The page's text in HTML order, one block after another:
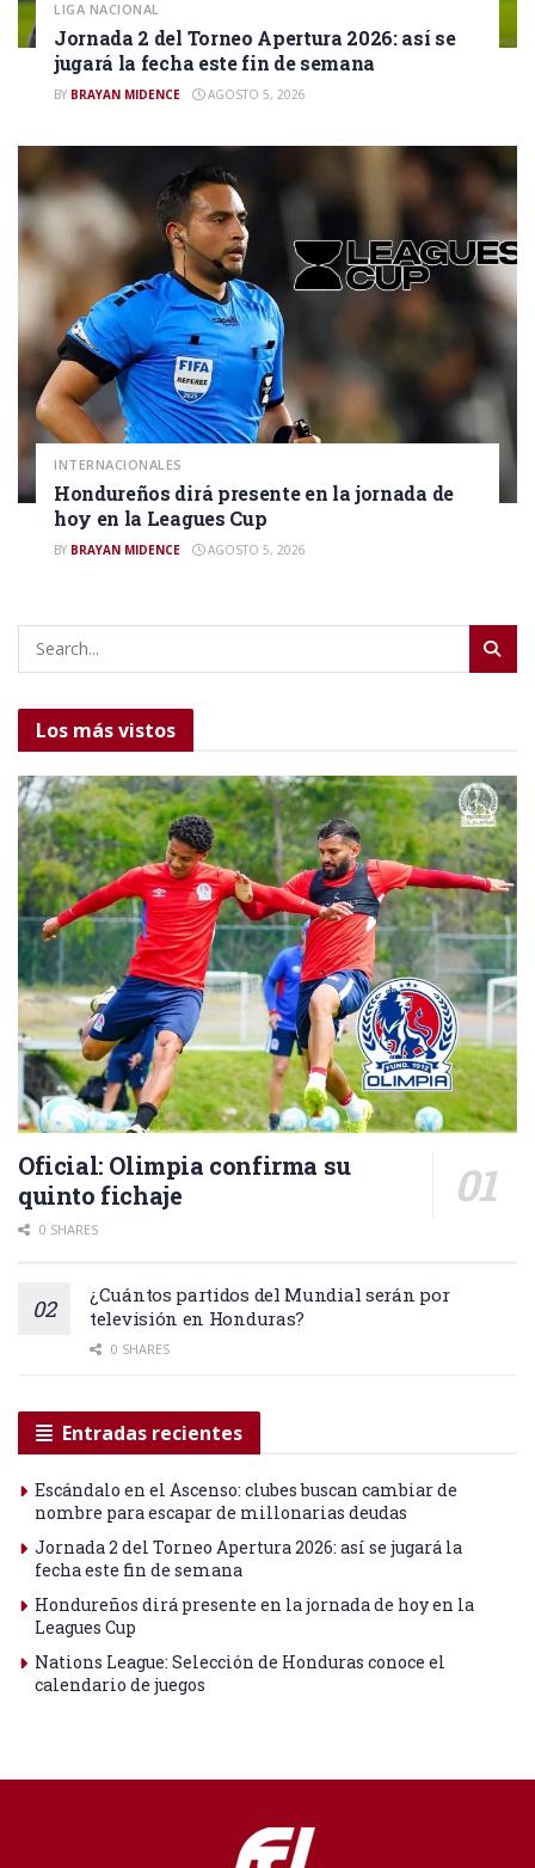
LIGA NACIONAL
Jornada 2 del Torneo Apertura 2026: así se
jugará la fecha este fin de semana
BY BRAYAN MIDENCE AGOSTO 5, 2026
INTERNACIONALES
Hondureños dirá presente en la jornada de
hoy en la Leagues Cup
BY BRAYAN MIDENCE AGOSTO 5, 2026
Los más vistos
Oficial: Olimpia confirma su
quinto fichaje
0 SHARES
¿Cuántos partidos del Mundial serán por
televisión en Honduras?
0 SHARES
Entradas recientes
Escándalo en el Ascenso: clubes buscan cambiar de
nombre para escapar de millonarias deudas
Jornada 2 del Torneo Apertura 2026: así se jugará la
fecha este fin de semana
Hondureños dirá presente en la jornada de hoy en la
Leagues Cup
Nations League: Selección de Honduras conoce el
calendario de juegos